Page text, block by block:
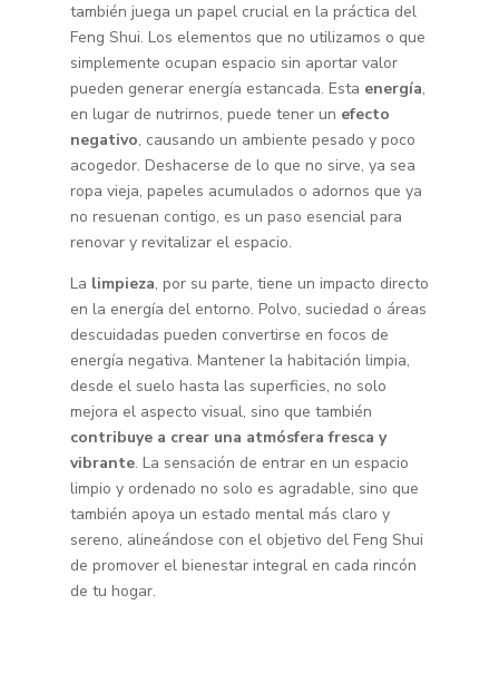
también juega un papel crucial en la práctica del
Feng Shui. Los elementos que no utilizamos o que
simplemente ocupan espacio sin aportar valor
pueden generar energía estancada. Esta energía,
en lugar de nutrirnos, puede tener un efecto
negativo, causando un ambiente pesado y poco
acogedor. Deshacerse de lo que no sirve, ya sea
ropa vieja, papeles acumulados o adornos que ya
no resuenan contigo, es un paso esencial para
renovar y revitalizar el espacio.
La limpieza, por su parte, tiene un impacto directo
en la energía del entorno. Polvo, suciedad o áreas
descuidadas pueden convertirse en focos de
energía negativa. Mantener la habitación limpia,
desde el suelo hasta las superficies, no solo
mejora el aspecto visual, sino que también
contribuye a crear una atmósfera fresca y
vibrante. La sensación de entrar en un espacio
limpio y ordenado no solo es agradable, sino que
también apoya un estado mental más claro y
sereno, alineándose con el objetivo del Feng Shui
de promover el bienestar integral en cada rincón
de tu hogar.